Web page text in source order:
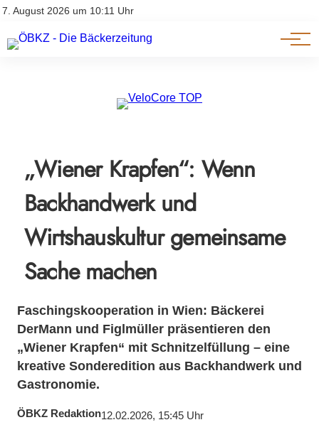
7. August 2026 um 10:11 Uhr
Impressum & Offenlegung
Am Wort
Genuss & Trends
„Wiener Krapfen“: Wenn
Backhandwerk und
Wirtshauskultur gemeinsame
Sache machen
Faschingskooperation in Wien: Bäckerei
DerMann und Figlmüller präsentieren den
„Wiener Krapfen“ mit Schnitzelfüllung – eine
kreative Sonderedition aus Backhandwerk und
Gastronomie.
ÖBKZ Redaktion12.02.2026, 15:45 Uhr